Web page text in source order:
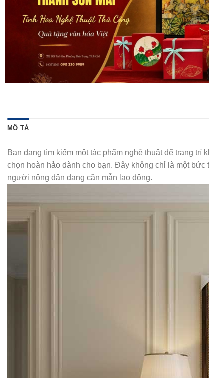
MÔ TẢ
Bạn đang tìm kiếm một tác phẩm nghệ thuật để trang
chọn hoàn hảo dành cho bạn. Đây không chỉ là một
người nông dân đang cần mẫn lao động.